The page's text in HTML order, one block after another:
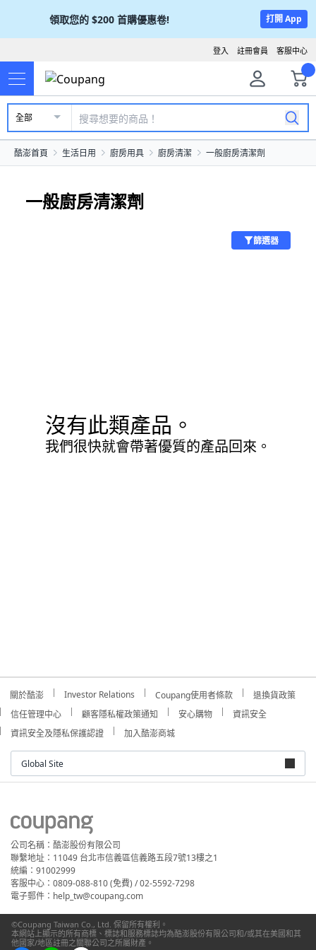
領取您的 $200 首購優惠卷! 打開 App
客服中心
註冊會員
登入
全部
酷澎首頁 生活日用 廚房用具 廚房清潔 一般廚房清潔劑
一般廚房清潔劑
篩選器
沒有此類產品。
我們很快就會帶著優質的產品回來。
關於酷澎 Investor Relations Coupang使用者條款
退換貨政策
信任管理中心
顧客隱私權政策通知 安心購物
資訊安全
資訊安全及隱私保護認證
加入酷澎商城
Global Site
公司名稱：酷澎股份有限公司
聯繫地址：11049 台北市信義區信義路五段7號13樓之1
統編：91002999
客服中心：0809-088-810 (免費) / 02-5592-7298
電子郵件：help_tw@coupang.com
©Coupang Taiwan Co., Ltd. 保留所有權利。
本網站上顯示的所有商標、標誌和服務標誌均為酷澎股份有限公司和/或其在美國和其
他國家/地區註冊之關聯公司之所屬財產。